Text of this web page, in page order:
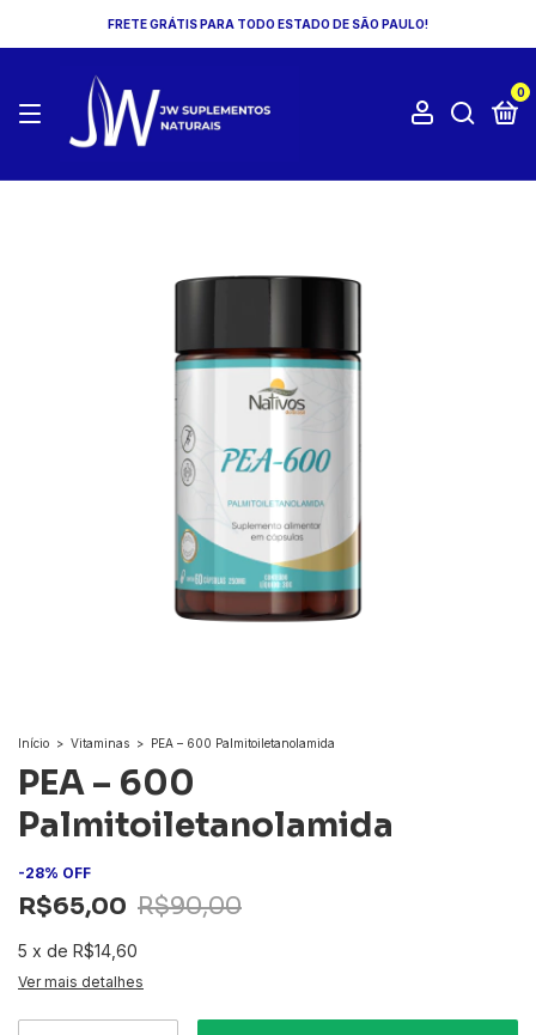
FRETE GRÁTIS PARA TODO ESTADO DE SÃO PAULO!
0
Início > Vitaminas > PEA – 600 Palmitoiletanolamida
PEA – 600
Palmitoiletanolamida
-28% OFF
R$65,00 R$90,00
5 x de R$14,60
Ver mais detalhes